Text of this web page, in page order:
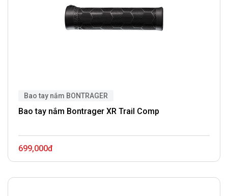
Bao tay nắm BONTRAGER
Bao tay nắm Bontrager XR Trail Comp
699,000đ